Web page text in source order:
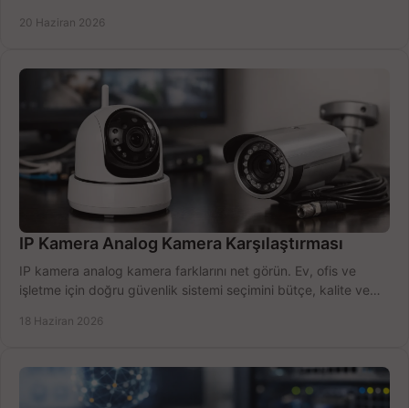
20 Haziran 2026
IP Kamera Analog Kamera Karşılaştırması
IP kamera analog kamera farklarını net görün. Ev, ofis ve
işletme için doğru güvenlik sistemi seçimini bütçe, kalite ve
18 Haziran 2026